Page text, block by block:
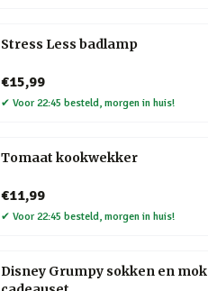
Stress Less badlamp
€15,99
✔ Voor 22:45 besteld, morgen in huis!
Tomaat kookwekker
€11,99
✔ Voor 22:45 besteld, morgen in huis!
Disney Grumpy sokken en mok